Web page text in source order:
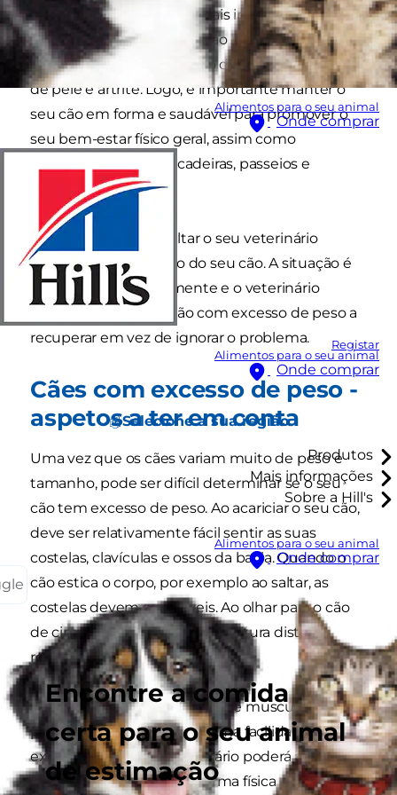
Alimentos para o seu animal
Onde comprar
Registar
Alimentos para o seu animal
Onde comprar
Selecione a sua região
Produtos
Mais informações
Sobre a Hill's
Alimentos para o seu animal
Onde comprar
Encontre a comida
certa para o seu animal
de estimação
esperança de vida e são mais infelizes. Têm
também mais predisposição para desenvolver
problemas de saúde como diabetes, problemas
de pele e artrite. Logo, é importante manter o
seu cão em forma e saudável para promover o
seu bem-estar físico geral, assim como
proporcionar-lhe brincadeiras, passeios e
diversão consigo.
Não hesite em consultar o seu veterinário
relativamente ao peso do seu cão. A situação é
muito comum atualmente e o veterinário
poderá ajudar o seu cão com excesso de peso a
recuperar em vez de ignorar o problema.
Cães com excesso de peso -
aspetos a ter em conta
Uma vez que os cães variam muito de peso e
tamanho, pode ser difícil determinar se o seu
cão tem excesso de peso. Ao acariciar o seu cão,
deve ser relativamente fácil sentir as suas
costelas, clavículas e ossos da bacia. Quando o
cão estica o corpo, por exemplo ao saltar, as
costelas devem ser visíveis. Ao olhar para o cão
de cima, este deve ter uma cintura distinta
relativamente à anca.
Algumas raças mais robustas e musculadas
podem esconder com alguma facilidade o
excesso de peso. O veterinário poderá avaliar
com precisão o peso e a forma física do cão,